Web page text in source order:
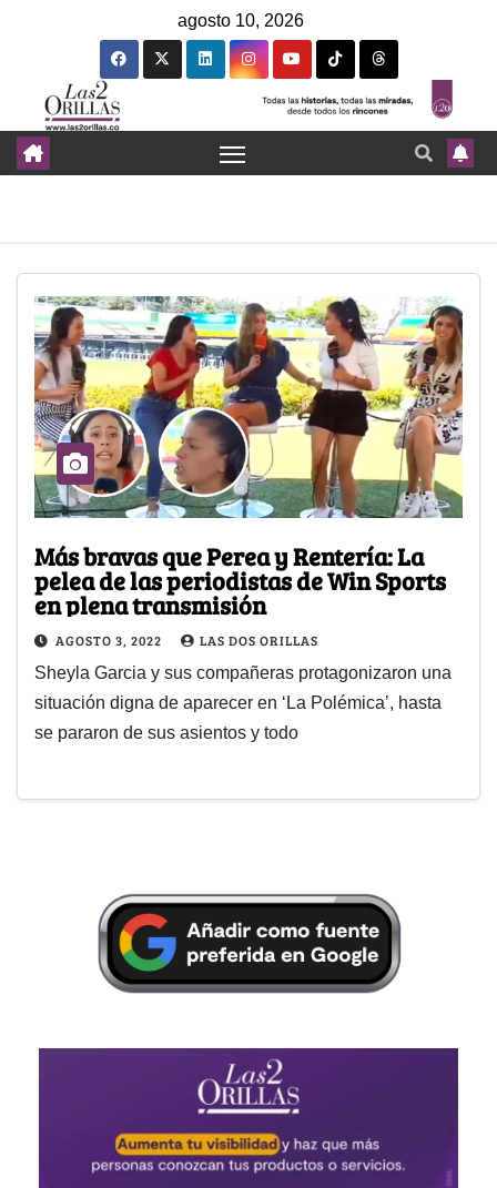
agosto 10, 2026
Más bravas que Perea y Rentería: La
pelea de las periodistas de Win Sports
en plena transmisión
AGOSTO 3, 2022 LAS DOS ORILLAS
Sheyla Garcia y sus compañeras protagonizaron una
situación digna de aparecer en ‘La Polémica’, hasta
se pararon de sus asientos y todo